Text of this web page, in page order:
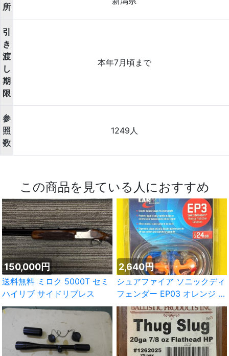
所
引
き
渡
し
期
限
本年7月頃まで
参
照
数
1249人
この商品を見ている人におすすめ
150,000円
送料無料 ミロク 5000T セミ
ハイリブ サイドリブレス
2,640円
シュアファイア ソニックディ
フェンダー EP03 オレンジ M
廃盤品